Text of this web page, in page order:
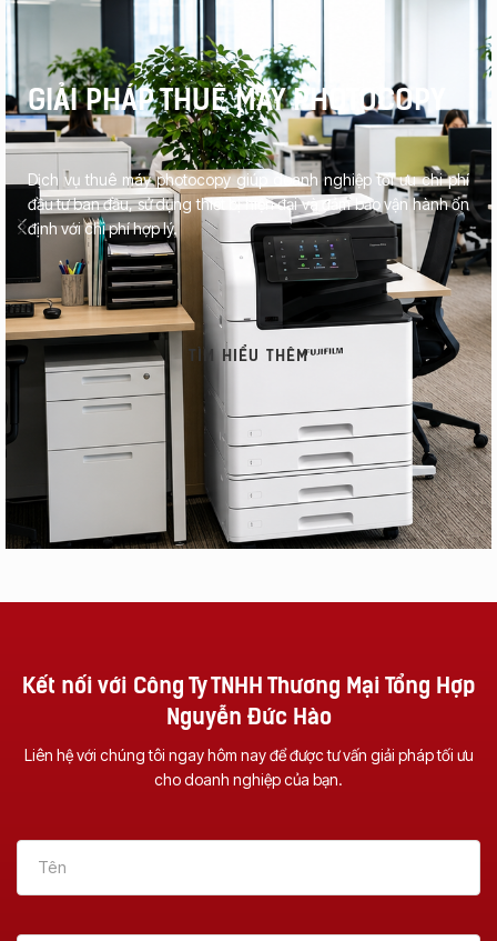
Vì Sao Nên Đầu Tư
Một Chiếc Máy
Photocopy Đa
Xem Thêm
NHỮNG TÍNH NĂNG
CỦA MÁY
PHOTOCOPY BẠN
GIẢI PHÁP THUÊ MÁY PHOTOCOPY
Dịch vụ thuê máy photocopy giúp doanh nghiệp tối ưu chi phí
đầu tư ban đầu, sử dụng thiết bị hiện đại và đảm bảo vận hành ổn
định với chi phí hợp lý.
TÌM HIỂU THÊM
Kết nối với Công Ty TNHH Thương Mại Tổng Hợp
Nguyễn Đức Hào
Liên hệ với chúng tôi ngay hôm nay để được tư vấn giải pháp tối ưu
cho doanh nghiệp của bạn.